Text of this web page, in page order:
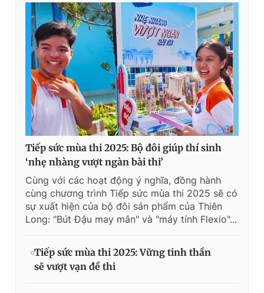
Tiếp sức mùa thi 2025: Bộ đôi giúp thí sinh
‘nhẹ nhàng vượt ngàn bài thi’
Cùng với các hoạt động ý nghĩa, đồng hành
cùng chương trình Tiếp sức mùa thi 2025 sẽ có
sự xuất hiện của bộ đôi sản phẩm của Thiên
Long: "Bút Đậu may mắn" và "máy tính Flexio"...
Tiếp sức mùa thi 2025: Vững tinh thần
sẽ vượt vạn đề thi